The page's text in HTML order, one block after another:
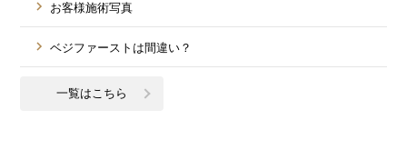
お客様施術写真
ベジファーストは間違い？
一覧はこちら